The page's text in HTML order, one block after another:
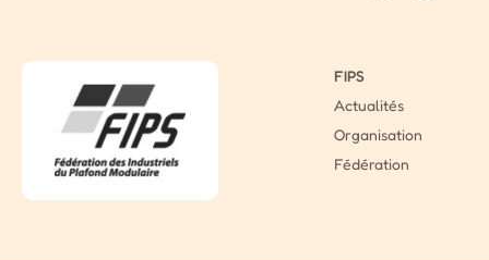
FIPS
Actualités
Organisation
Fédération